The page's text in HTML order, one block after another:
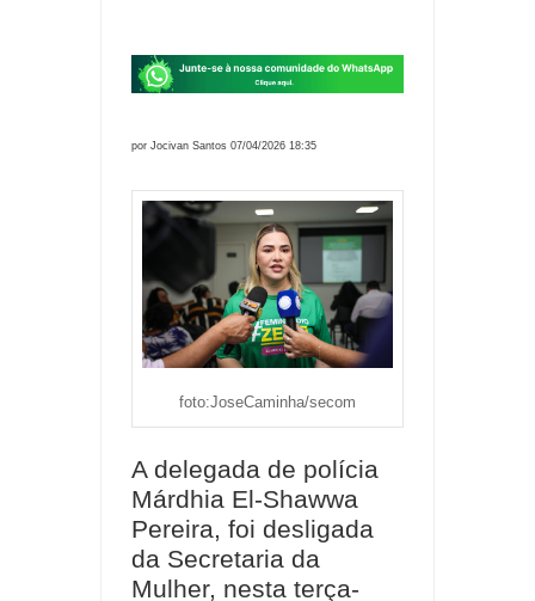
por Jocivan Santos 07/04/2026 18:35
foto:JoseCaminha/secom
A delegada de polícia
Márdhia El-Shawwa
Pereira, foi desligada
da Secretaria da
Mulher, nesta terça-